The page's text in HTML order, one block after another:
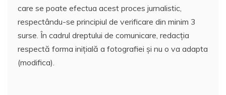
care se poate efectua acest proces jurnalistic,
respectându-se principiul de verificare din minim 3
surse. În cadrul dreptului de comunicare, redacția
respectă forma inițială a fotografiei și nu o va adapta
(modifica).